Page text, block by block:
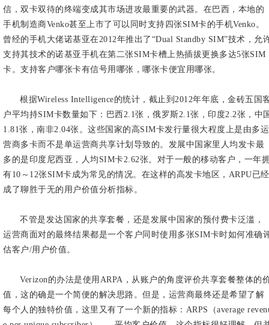
信，双卡双待的终端变成其市场进攻最重要的武器。在巴西，本地的
手机制造商Venko甚至上市了可以同时支持四张SIM卡的手机Venko。
曾经的手机大佬诺基亚在2012年推出了“Dual Standby SIM”技术，允
支持其技术的诺基亚手机在第二张SIM卡槽上热插拔更换多达5张SIM
卡。支持客户哪张卡有信号用哪张，哪张卡便宜用哪张。
根据Wireless Intelligence的统计，截止到2012年年底，金砖五国
户平均持SIM卡数量如下：巴西2.1张，俄罗斯2.1张，印度2.2张，中
1.81张，南非2.04张。这些国家的高SIM卡发行量很大程度上是由多运
营商多卡而不是单运营商共享计划导致的。发展中国家里人均发卡最
多的是印度尼西亚，人均SIM卡2.62张。对于一般的移动客户，一年
有10～12张SIM卡成为常见的情况。在这样的高发卡地区，ARPU已经
成了聊胜于无的用户价值分析指标。
不管是发达国家的共享套餐，还是发展中国家的预付费卡泛滥，
运营商面对的最终结果都是一个客户同时使用多张SIM卡时如何准确
估客户/用户价值。
Verizon的办法是使用ARPA，从账户的角度评价共享套餐整体的
值，这的确是一个简便的解决思路。但是，运营商最终还是希望了解
每个人的独特价值，这里又有了一个新的指标：ARPS（average